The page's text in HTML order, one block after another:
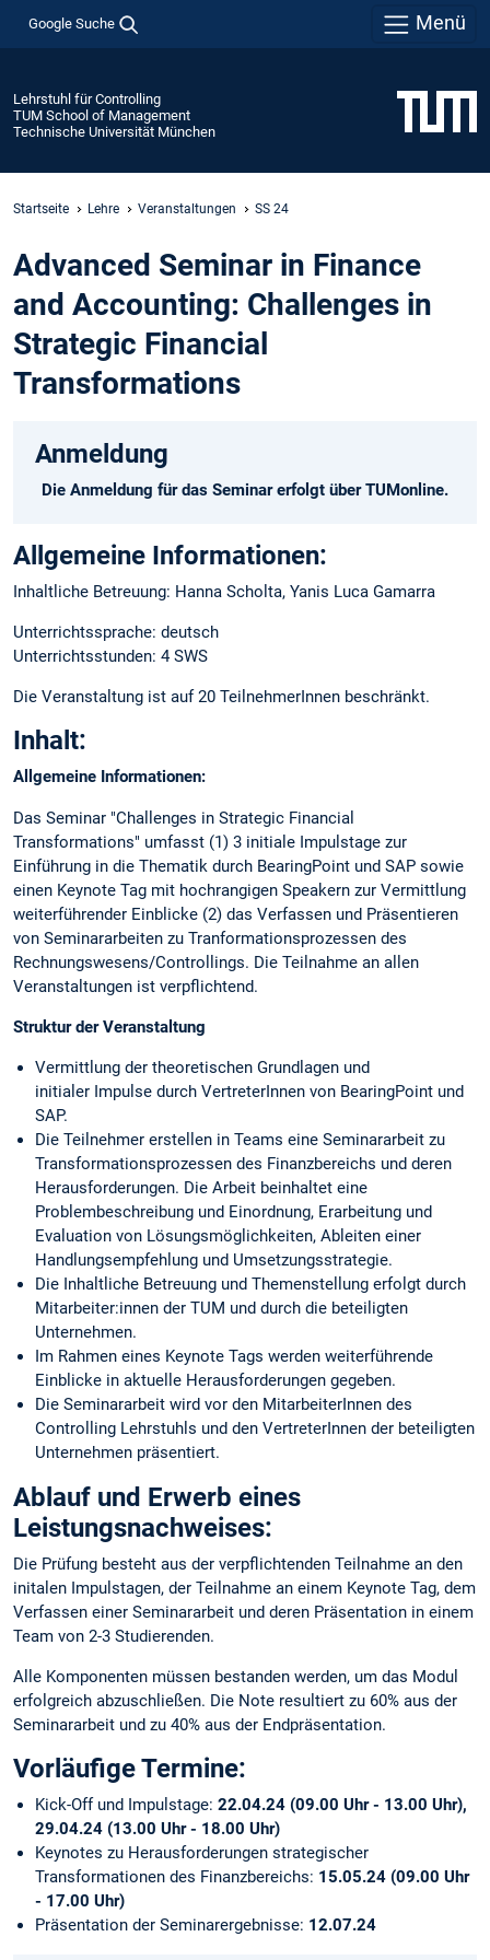
Google Suche Menü
Lehrstuhl für Controlling
TUM School of Management
Technische Universität München
Startseite Lehre Veranstaltungen SS 24
Advanced Seminar in Finance
and Accounting: Challenges in
Strategic Financial
Transformations
Anmeldung
Die Anmeldung für das Seminar erfolgt über TUMonline.
Allgemeine Informationen:
Inhaltliche Betreuung: Hanna Scholta, Yanis Luca Gamarra
Unterrichtssprache: deutsch
Unterrichtsstunden: 4 SWS
Die Veranstaltung ist auf 20 TeilnehmerInnen beschränkt.
Inhalt:
Allgemeine Informationen:
Das Seminar "Challenges in Strategic Financial
Transformations" umfasst (1) 3 initiale Impulstage zur
Einführung in die Thematik durch BearingPoint und SAP sowie
einen Keynote Tag mit hochrangigen Speakern zur Vermittlung
weiterführender Einblicke (2) das Verfassen und Präsentieren
von Seminararbeiten zu Tranformationsprozessen des
Rechnungswesens/Controllings. Die Teilnahme an allen
Veranstaltungen ist verpflichtend.
Struktur der Veranstaltung
Vermittlung der theoretischen Grundlagen und
initialer Impulse durch VertreterInnen von BearingPoint und
SAP.
Die Teilnehmer erstellen in Teams eine Seminararbeit zu
Transformationsprozessen des Finanzbereichs und deren
Herausforderungen. Die Arbeit beinhaltet eine
Problembeschreibung und Einordnung, Erarbeitung und
Evaluation von Lösungsmöglichkeiten, Ableiten einer
Handlungsempfehlung und Umsetzungsstrategie.
Die Inhaltliche Betreuung und Themenstellung erfolgt durch
Mitarbeiter:innen der TUM und durch die beteiligten
Unternehmen.
Im Rahmen eines Keynote Tags werden weiterführende
Einblicke in aktuelle Herausforderungen gegeben.
Die Seminararbeit wird vor den MitarbeiterInnen des
Controlling Lehrstuhls und den VertreterInnen der beteiligten
Unternehmen präsentiert.
Ablauf und Erwerb eines
Leistungsnachweises:
Die Prüfung besteht aus der verpflichtenden Teilnahme an den
initalen Impulstagen, der Teilnahme an einem Keynote Tag, dem
Verfassen einer Seminararbeit und deren Präsentation in einem
Team von 2-3 Studierenden.
Alle Komponenten müssen bestanden werden, um das Modul
erfolgreich abzuschließen. Die Note resultiert zu 60% aus der
Seminararbeit und zu 40% aus der Endpräsentation.
Vorläufige Termine:
Kick-Off und Impulstage: 22.04.24 (09.00 Uhr - 13.00 Uhr),
29.04.24 (13.00 Uhr - 18.00 Uhr)
Keynotes zu Herausforderungen strategischer
Transformationen des Finanzbereichs: 15.05.24 (09.00 Uhr
- 17.00 Uhr)
Präsentation der Seminarergebnisse: 12.07.24